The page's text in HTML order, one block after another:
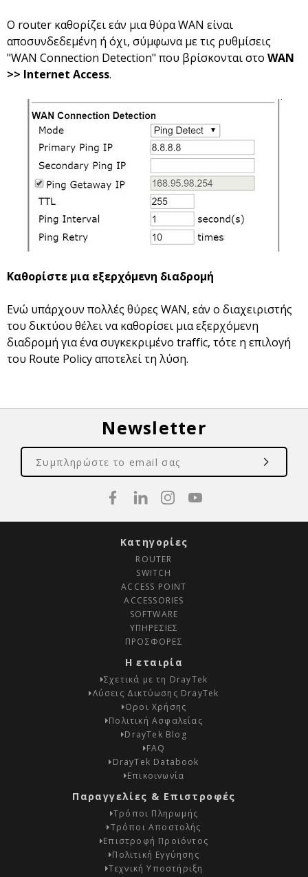
Ο router καθορίζει εάν μια θύρα WAN είναι
αποσυνδεδεμένη ή όχι, σύμφωνα με τις ρυθμίσεις
"WAN Connection Detection" που βρίσκονται στο WAN
>> Internet Access.
Καθορίστε μια εξερχόμενη διαδρομή
Ενώ υπάρχουν πολλές θύρες WAN, εάν ο διαχειριστής
του δικτύου θέλει να καθορίσει μια εξερχόμενη
διαδρομή για ένα συγκεκριμένο traffic, τότε η επιλογή
του Route Policy αποτελεί τη λύση.
Newsletter
Κατηγορίες
ROUTER
SWITCH
ACCESS POINT
ACCESSORIES
SOFTWARE
ΥΠΗΡΕΣΙΕΣ
ΠΡΟΣΦΟΡΕΣ
Η εταιρία
Σχετικά με τη DrayTek
Λύσεις Δικτύωσης DrayTek
Οροι Χρήσης
Πολιτική Ασφαλείας
DrayTek Blog
FAQ
DrayTek Databook
Επικοινωνία
Παραγγελίες & Επιστροφές
Τρόποι Πληρωμής
Τρόποι Αποστολής
Επιστροφή Προϊόντος
Πολιτική Εγγύησης
Τεχνική Υποστήριξη